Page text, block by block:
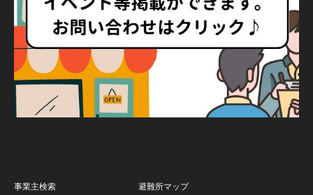
事業主検索
避難所マップ